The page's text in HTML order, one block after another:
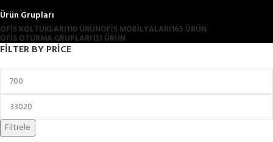
Ürün Grupları
OFIS KOLTUKLARI110 ÜRÜNOFİS MOBİLYALARI165 ÜRÜN
OFIS OTURMA GRUPLARI133 ÜRÜN
FILTER BY PRICE
Filtrele